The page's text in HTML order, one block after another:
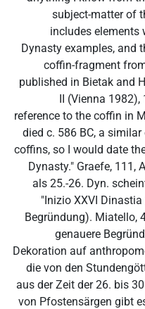
subject-matter of
includes elements
Dynasty examples, and
coffin-fragment
published in Bietak and
II (Vienna
reference to the coffin in
died c. 586 BC, a
coffins, so I would date
Dynasty." Graefe, 111,
als 25.-26. Dyn.
"Inizio XXVI
Begründung). Miatello,
genauere
Dekoration auf
die von den
aus der Zeit der 26. bis
von Pfostensärgen gibt